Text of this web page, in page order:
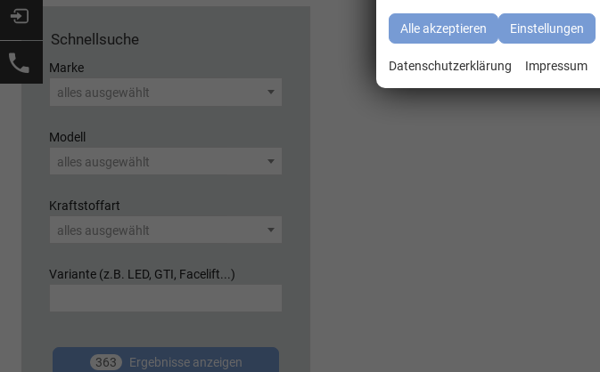
Schnellsuche
Marke
alles ausgewählt
Modell
alles ausgewählt
Kraftstoffart
alles ausgewählt
Variante (z.B. LED, GTI, Facelift...)
363 Ergebnisse anzeigen
Alle akzeptieren Einstellungen
Datenschutzerklärung Impressum